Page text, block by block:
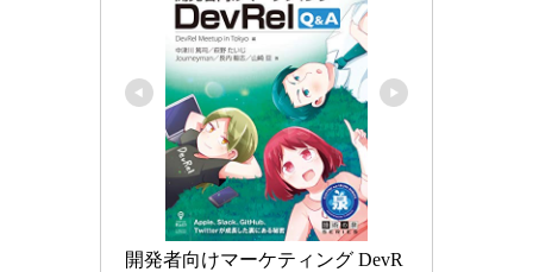
開発者向けマーケティング DevR